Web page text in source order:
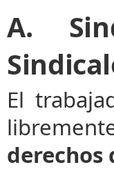
A.
El
derechos